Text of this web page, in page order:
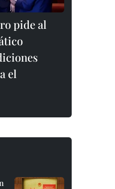
pide al
el